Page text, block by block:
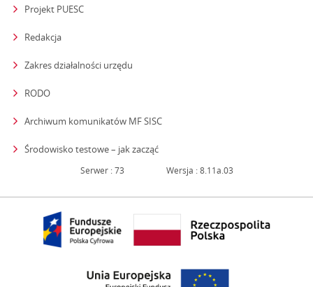
Projekt PUESC
Redakcja
Zakres działalności urzędu
RODO
Archiwum komunikatów MF SISC
Środowisko testowe – jak zacząćstrona otwiera się w nowym oknie
Serwer : 73 Wersja : 8.11a.03